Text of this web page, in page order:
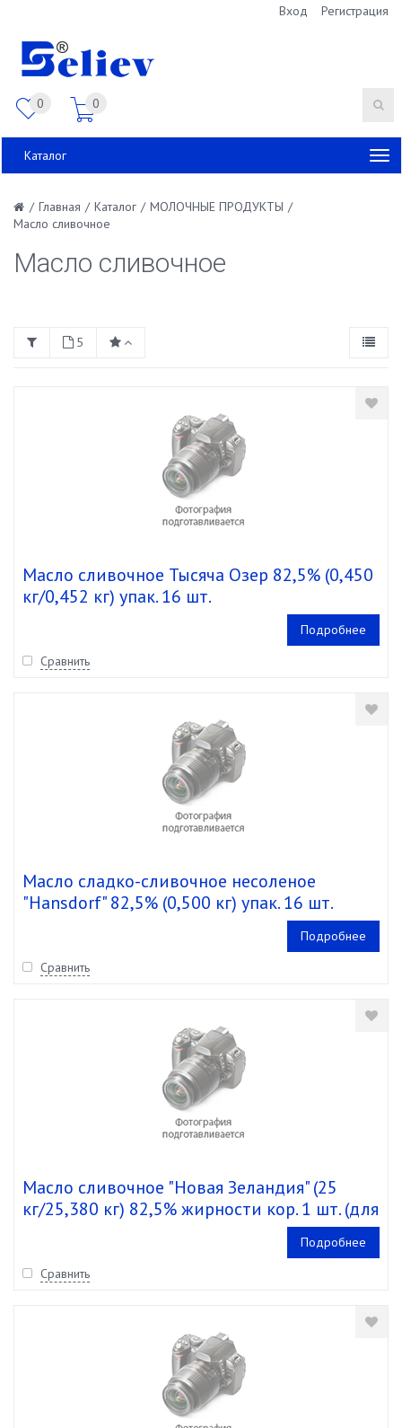
Вход Регистрация
0 0
Каталог
/ Главная / Каталог / МОЛОЧНЫЕ ПРОДУКТЫ /
Масло сливочное
Масло сливочное
5
Масло сливочное Тысяча Озер 82,5% (0,450
кг/0,452 кг) упак. 16 шт.
Подробнее
Сравнить
Масло сладко-сливочное несоленое
"Hansdorf" 82,5% (0,500 кг) упак. 16 шт.
Подробнее
Сравнить
Масло сливочное "Новая Зеландия" (25
кг/25,380 кг) 82,5% жирности кор. 1 шт. (для
Подробнее
Сравнить